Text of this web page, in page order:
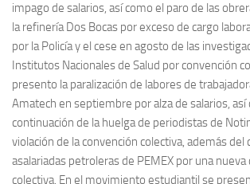
impago de salarios, así como el paro de las
la refinería Dos Bocas por exceso de cargo
por la Policía y el cese en agosto de las
Institutos Nacionales de Salud por convención
presento la paralización de labores de
Amatech en septiembre por alza de salarios, así
continuación de la huelga de periodistas de
violación de la convención colectiva, además del
asalariadas petroleras de PEMEX por una nueva
colectiva. En el movimiento estudiantil se